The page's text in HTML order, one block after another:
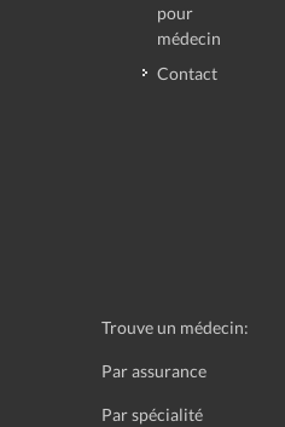
pour
médecin
Contact
Trouve un médecin:
Par assurance
Par spécialité